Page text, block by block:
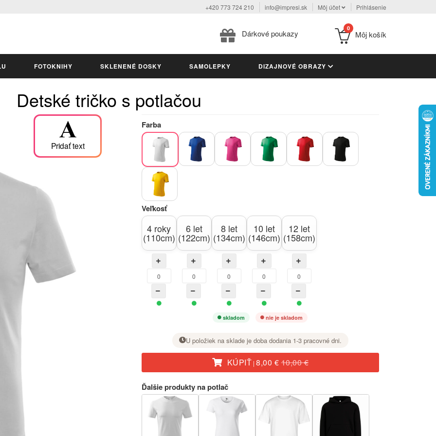
+420 773 724 210 info@impresi.sk Môj účet Prihlásenie
Dárkové poukazy
0
Môj košík
FOTOKNIHY SKLENENÉ DOSKY SAMOLEPKY DIZAJNOVÉ OBRAZY
Detské tričko s potlačou
Pridať text
Farba
Veľkosť
4 roky
(110cm)
6 let
(122cm)
8 let
(134cm)
10 let
(146cm)
12 let
(158cm)
skladom nie je skladom
U položiek na sklade je doba dodania 1-3 pracovné dni.
KÚPIŤ |8,00 €10,00 €
Ďalšie produkty na potlač